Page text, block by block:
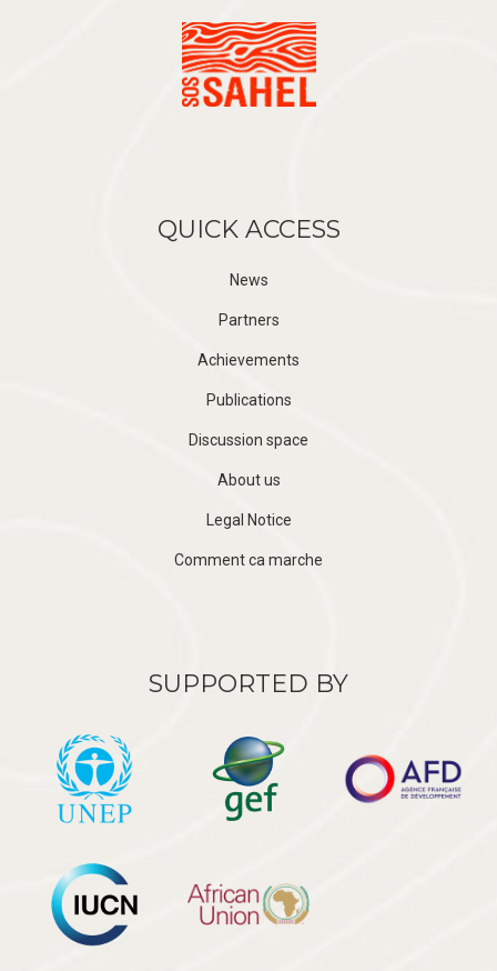
QUICK ACCESS
News
Partners
Achievements
Publications
Discussion space
About us
Legal Notice
Comment ca marche
SUPPORTED BY